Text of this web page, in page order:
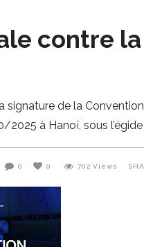
contre
signature de la
à Hanoï, sous
0 0 702 Views